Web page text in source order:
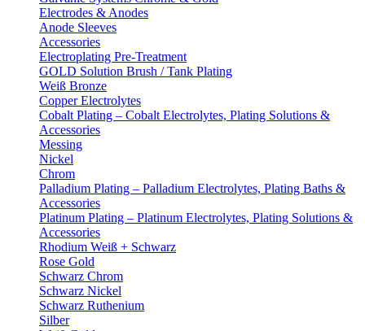
Electrodes & Anodes
Anode Sleeves
Accessories
Electroplating Pre-Treatment
GOLD Solution Brush / Tank Plating
Weiß Bronze
Copper Electrolytes
Cobalt Plating – Cobalt Electrolytes, Plating Solutions &
Accessories
Messing
Nickel
Chrom
Palladium Plating – Palladium Electrolytes, Plating Baths &
Accessories
Platinum Plating – Platinum Electrolytes, Plating Solutions &
Accessories
Rhodium Weiß + Schwarz
Rose Gold
Schwarz Chrom
Schwarz Nickel
Schwarz Ruthenium
Silber